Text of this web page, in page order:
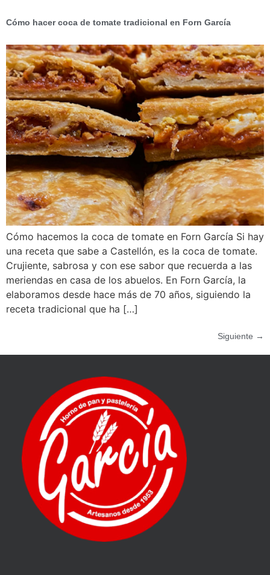
Cómo hacer coca de tomate tradicional en Forn García
Cómo hacemos la coca de tomate en Forn García Si hay
una receta que sabe a Castellón, es la coca de tomate.
Crujiente, sabrosa y con ese sabor que recuerda a las
meriendas en casa de los abuelos. En Forn García, la
elaboramos desde hace más de 70 años, siguiendo la
receta tradicional que ha […]
Siguiente →